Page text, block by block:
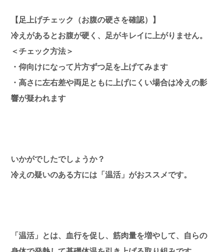
【足上げチェック（お腹の硬さを確認）】
冷えがあるとお腹が硬く、足がキレイに上がりません。
＜チェック方法＞
・仰向けになって片方ずつ足を上げてみます
・高さに左右差や両足ともに上げにくい場合は冷えの影
響が疑われます
いかがでしたでしょうか？
冷えの疑いのある方には「温活」がおススメです。
「温活」とは、血行を促し、筋肉量を増やして、自らの